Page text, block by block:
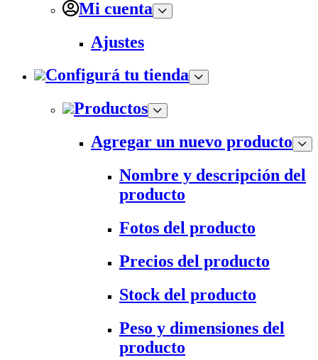
Mi cuenta
Ajustes
Configurá tu tienda
Productos
Agregar un nuevo producto
Nombre y descripción del
producto
Fotos del producto
Precios del producto
Stock del producto
Peso y dimensiones del
producto